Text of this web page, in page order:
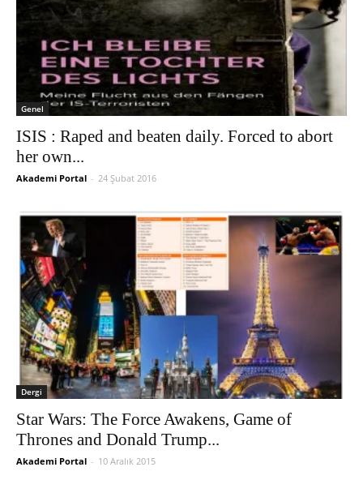
Genel
ISIS : Raped and beaten daily. Forced to abort
her own...
Akademi Portal - 24 Şubat 2016
Dergi
Star Wars: The Force Awakens, Game of
Thrones and Donald Trump...
Akademi Portal - 10 Aralık 2015